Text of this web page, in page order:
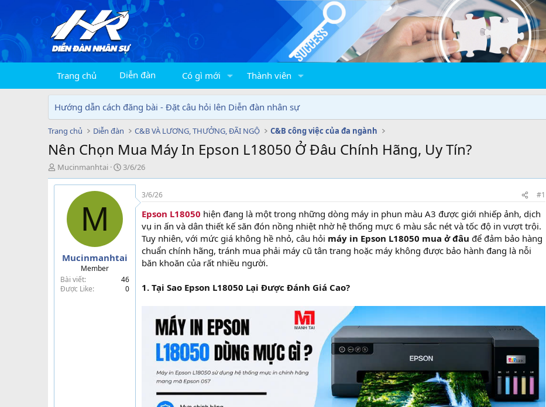
Trang chủ Diễn đàn Có gì mới Thành viên
Hướng dẫn cách đăng bài - Đặt câu hỏi lên Diễn đàn nhân sự
Trang chủ Diễn đàn C&B VÀ LƯƠNG, THƯỞNG, ĐÃI NGỘ C&B công việc của đa ngành
Nên Chọn Mua Máy In Epson L18050 Ở Đâu Chính Hãng, Uy Tín?
T
h
r
Mucinmanhtai
N
g
à
ử
3/6/26
M
Mucinmanhtai
Member
Bài viết
46
Được Like
0
3/6/26 #1
Epson L18050 hiện đang là một trong những dòng máy in phun màu A3 được giới nhiếp ảnh, dịch
vụ in ấn và dân thiết kế săn đón nồng nhiệt nhờ hệ thống mực 6 màu sắc nét và tốc độ in vượt trội.
Tuy nhiên, với mức giá không hề nhỏ, câu hỏi máy in Epson L18050 mua ở đâu để đảm bảo hàng
chuẩn chính hãng, tránh mua phải máy cũ tân trang hoặc máy không được bảo hành đang là nỗi
băn khoăn của rất nhiều người.
1. Tại Sao Epson L18050 Lại Được Đánh Giá Cao?